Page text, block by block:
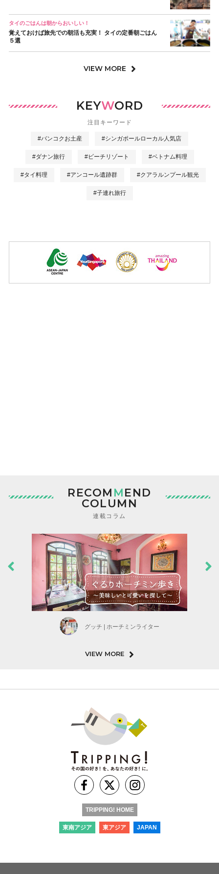
タイのごはんは朝からおいしい！
覚えておけば旅先での朝活も充実！ タイの定番朝ごはん
５選
VIEW MORE
KEYWORD
注目キーワード
#バンコクお土産 #シンガポールローカル人気店
#ダナン旅行 #ビーチリゾート #ベトナム料理
#タイ料理 #アンコール遺跡群 #クアラルンプール観光
#子連れ旅行
RECOM MEND
COLUMN
連載コラム
グッチ | ホーチミンライター
VIEW MORE
TRIPPING! HOME
東南アジア 東アジア JAPAN